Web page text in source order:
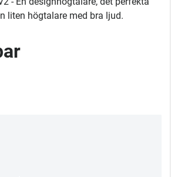
liten högtalare med bra ljud.